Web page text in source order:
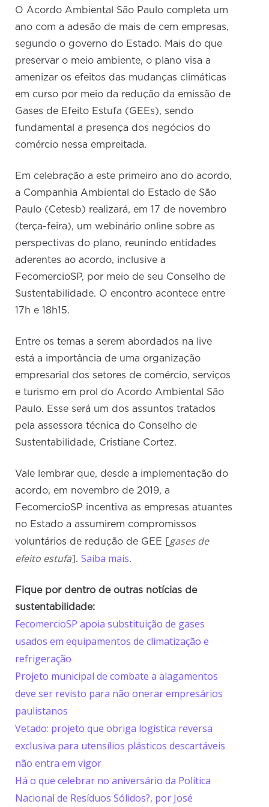
O Acordo Ambiental São Paulo completa um
ano com a adesão de mais de cem empresas,
segundo o governo do Estado. Mais do que
preservar o meio ambiente, o plano visa a
amenizar os efeitos das mudanças climáticas
em curso por meio da redução da emissão de
Gases de Efeito Estufa (GEEs), sendo
fundamental a presença dos negócios do
comércio nessa empreitada.
Em celebração a este primeiro ano do acordo,
a Companhia Ambiental do Estado de São
Paulo (Cetesb) realizará, em 17 de novembro
(terça-feira), um webinário online sobre as
perspectivas do plano, reunindo entidades
aderentes ao acordo, inclusive a
FecomercioSP, por meio de seu Conselho de
Sustentabilidade. O encontro acontece entre
17h e 18h15.
Entre os temas a serem abordados na live
está a importância de uma organização
empresarial dos setores de comércio, serviços
e turismo em prol do Acordo Ambiental São
Paulo. Esse será um dos assuntos tratados
pela assessora técnica do Conselho de
Sustentabilidade, Cristiane Cortez.
Vale lembrar que, desde a implementação do
acordo, em novembro de 2019, a
FecomercioSP incentiva as empresas atuantes
no Estado a assumirem compromissos
voluntários de redução de GEE [ gases de
efeito estufa ].Saiba mais.
Fique por dentro de outras notícias de
sustentabilidade:
FecomercioSP apoia substituição de gases
usados em equipamentos de climatização e
refrigeração
Projeto municipal de combate a alagamentos
deve ser revisto para não onerar empresários
paulistanos
Vetado: projeto que obriga logística reversa
exclusiva para utensílios plásticos descartáveis
não entra em vigor
Há o que celebrar no aniversário da Política
Nacional de Resíduos Sólidos?, por José